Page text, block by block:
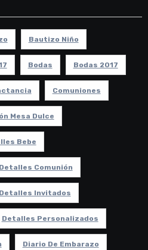
Bautizo Niño
Bodas Bodas 2017
Comuniones
Mesa Dulce
Bebe
Detalles Comunión
Detalles Invitados
Detalles Personalizados
Diario De Embarazo